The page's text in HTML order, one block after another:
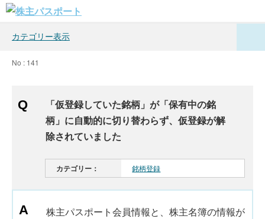
カテゴリー表示
No : 141
「仮登録していた銘柄」が「保有中の銘
柄」に自動的に切り替わらず、仮登録が解
除されていました
カテゴリー： 銘柄登録
株主パスポート会員情報と、株主名簿の情報が